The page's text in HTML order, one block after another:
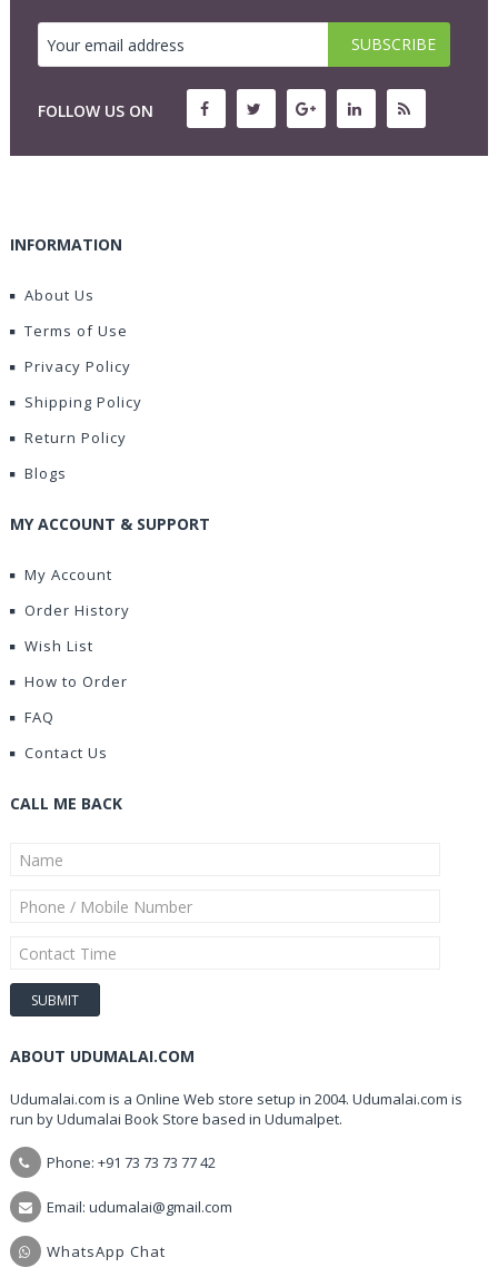
FOLLOW US ON
INFORMATION
About Us
Terms of Use
Privacy Policy
Shipping Policy
Return Policy
Blogs
MY ACCOUNT & SUPPORT
My Account
Order History
Wish List
How to Order
FAQ
Contact Us
CALL ME BACK
ABOUT UDUMALAI.COM
Udumalai.com is a Online Web store setup in 2004. Udumalai.com is
run by Udumalai Book Store based in Udumalpet.
Phone: +91 73 73 73 77 42
Email: udumalai@gmail.com
WhatsApp Chat